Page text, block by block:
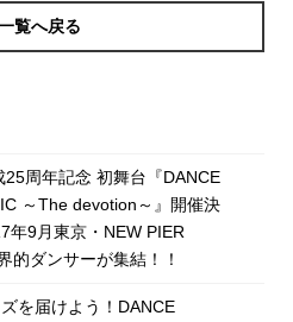
覧へ戻る
25周年記念 初舞台『DANCE
～The devotion～』開催決
年9月東京・NEW PIER
的ダンサーが集結！！
を届けよう！DANCE